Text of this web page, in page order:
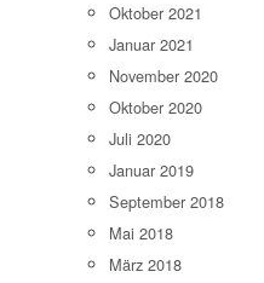
Oktober 2021
Januar 2021
November 2020
Oktober 2020
Juli 2020
Januar 2019
September 2018
Mai 2018
März 2018